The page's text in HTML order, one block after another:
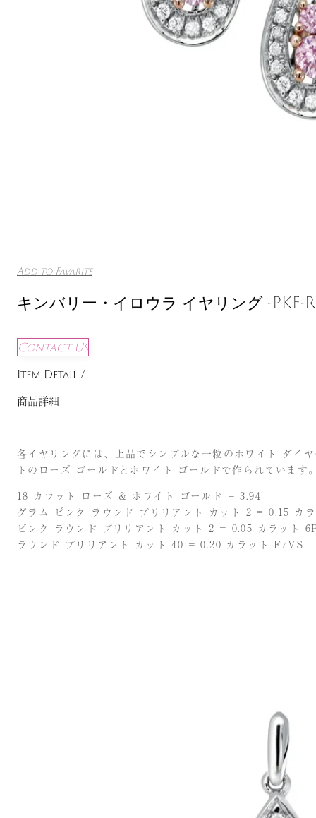
Add to Favarite
キンバリー・イロウラ イヤリング -PKE-
Contact Us
Item Detail /
商品詳細
各イヤリングには、上品でシンプルな一粒のホワイト ダイ
トのローズ ゴールドとホワイト ゴールドで作られています
18 カラット ローズ & ホワイト ゴールド = 3.94
グラム ピンク ラウンド ブリリアント カット 2 = 0.15 カ
ピンク ラウンド ブリリアント カット 2 = 0.05 カラット
ラウンド ブリリアント カット 40 = 0.20 カラット F/VS